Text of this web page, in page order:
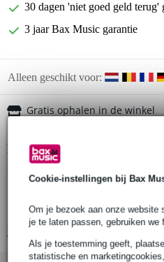
Cookie-instellingen bij Bax
Om je bezoek aan onze website
je te laten passen, gebruiken we
Als je toestemming geeft,
statistische en
30 dagen 'niet goed geld terug'
3 jaar Bax Music garantie
Alleen geschikt voor:
Gratis ophalen in de winkel
Productinformatie
play along boek
onderwerp: Jazz Funk
Bekijk alle productspecificaties